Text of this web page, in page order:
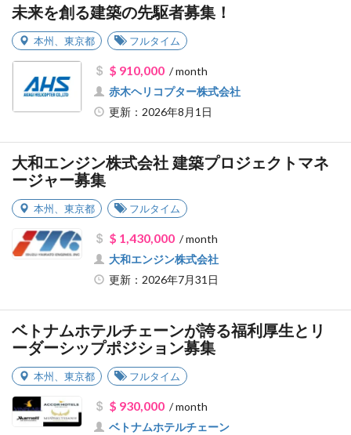
未来を創る建築の先駆者募集！
本州 東京都 フルタイム
$ 910,000/ month
赤木ヘリコプター株式会社
更新：2026年8月1日
大和エンジン株式会社 建築プロジェクトマネ
ージャー募集
本州 東京都 フルタイム
$ 1,430,000/ month
大和エンジン株式会社
更新：2026年7月31日
ベトナムホテルチェーンが誇る福利厚生とリ
ーダーシップポジション募集
本州 東京都 フルタイム
$ 930,000/ month
ベトナムホテルチェーン